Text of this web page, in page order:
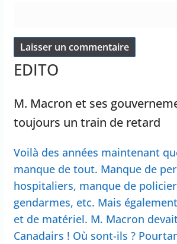
EDITO
M. Macron et ses
toujours un train de retard
Voilà des années maintenant
manque de tout. Manque de
hospitaliers, manque de
gendarmes, etc. Mais
et de matériel. M. Macron
Canadairs ! Où sont-ils ?